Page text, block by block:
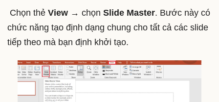
Chọn thẻ View → chọn Slide Master. Bước này có
chức năng tạo định dạng chung cho tất cả các slide
tiếp theo mà bạn định khởi tạo.